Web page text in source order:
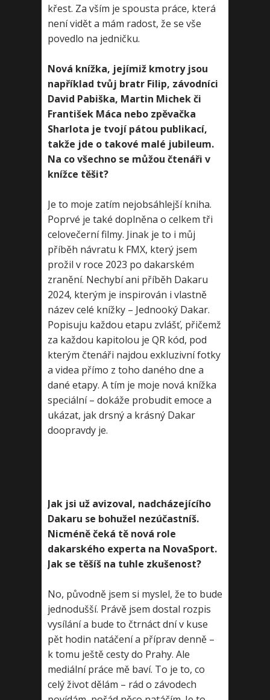
křest. Za vším je spousta práce, která
není vidět a mám radost, že se vše
povedlo na jedničku.
Nová knížka, jejímiž kmotry jsou
například tvůj bratr Filip, závodníci
David Pabiška, Martin Michek či
František Máca nebo zpěvačka
Sharlota je tvojí pátou publikací,
takže jde o takové malé jubileum.
Na co všechno se můžou čtenáři v
knížce těšit?
Je to moje zatím nejobsáhlejší kniha.
Poprvé je také doplněna o celkem tři
celovečerní filmy. Jinak je to i můj
příběh návratu k FMX, který jsem
prožil v roce 2023 po dakarském
zranění. Nechybí ani příběh Dakaru
2024, kterým je inspirován i vlastně
název celé knížky – Jednooký Dakar.
Popisuju každou etapu zvlášť, přičemž
za každou kapitolou je QR kód, pod
kterým čtenáři najdou exkluzivní fotky
a videa přímo z toho daného dne a
dané etapy. A tím je moje nová knížka
speciální – dokáže probudit emoce a
ukázat, jak drsný a krásný Dakar
doopravdy je.
Jak jsi už avizoval, nadcházejícího
Dakaru se bohužel nezúčastníš.
Nicméně čeká tě nová role
dakarského experta na NovaSport.
Jak se těšíš na tuhle zkušenost?
No, původně jsem si myslel, že to bude
jednodušší. Právě jsem dostal rozpis
vysílání a bude to čtrnáct dní v kuse
pět hodin natáčení a příprav denně –
k tomu ještě cesty do Prahy. Ale
mediální práce mě baví. To je to, co
celý život dělám – rád o závodech